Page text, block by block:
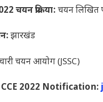
चयन प्रक्रिया: चयन लिखित
झारखंड
चयन आयोग (JSSC)
CCE 2022 Notification: